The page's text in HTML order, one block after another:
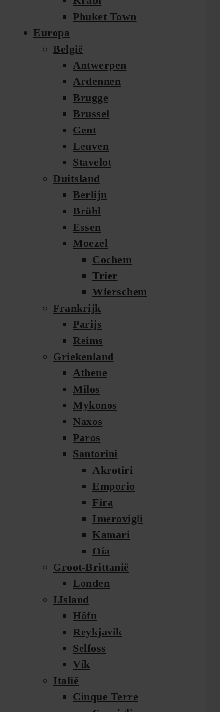
Phuket Town
Europa
België
Antwerpen
Ardennen
Brugge
Brussel
Gent
Leuven
Stavelot
Duitsland
Berlijn
Brühl
Essen
Moezel
Cochem
Trier
Wierschem
Frankrijk
Parijs
Reims
Griekenland
Athene
Milos
Mykonos
Naxos
Paros
Santorini
Akrotiri
Emporio
Fira
Imerovigli
Kamari
Oía
Groot-Brittanië
Londen
IJsland
Höfn
Reykjavik
Selfoss
Vík
Italië
Cinque Terre